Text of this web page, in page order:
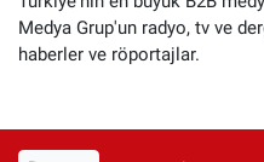
Medya Grup'un radyo, tv ve
haberler ve röportajlar.